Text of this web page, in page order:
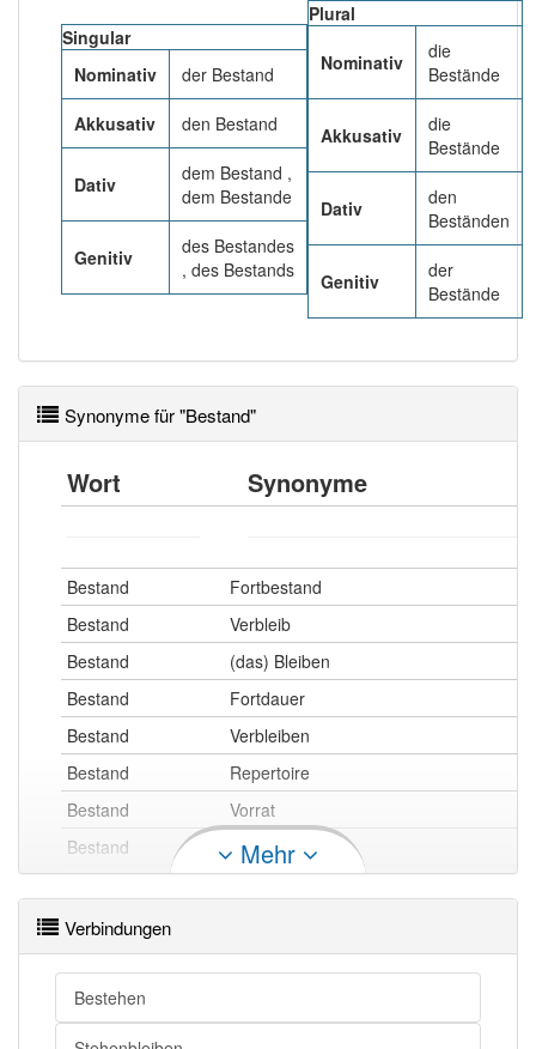
Wörter mit Endung-bestand: 34
Artikel
der: 0
92% unserer Spielapp-Nutzer haben den Artikel
Singular
Nominativ
der Bestand
Akkusativ den Bestand
Dativ
dem Bestand ,
dem Bestande
Genitiv
des Bestandes
, des Bestands
Plural
Nominativ
die
Bestände
Akkusativ
die
Bestände
Dativ
den
Beständen
Genitiv
der
Bestände
Synonyme für "Bestand"
Wort Synonyme
Bestand
Fortbestand
Bestand
Verbleib
Bestand
(das) Bleiben
Bestand
Fortdauer
Bestand
Verbleiben
Bestand
Repertoire
Bestand
Vorrat
Bestand
Auswahl
Bestand
Bestand
Grundstock
Mehr
Verbindungen
Bestehen